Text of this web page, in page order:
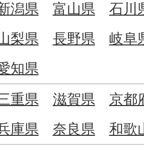
潟県 富山県
石川
梨県
長野県
岐阜
知県
重県 滋賀県
京都
庫県
奈良県 和歌